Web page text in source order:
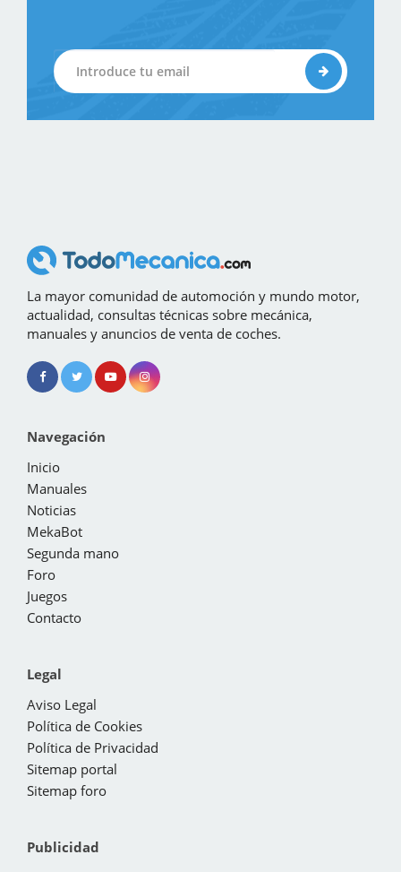
La mayor comunidad de automoción y mundo motor,
actualidad, consultas técnicas sobre mecánica,
manuales y anuncios de venta de coches.
Navegación
Inicio
Manuales
Noticias
MekaBot
Segunda mano
Foro
Juegos
Contacto
Legal
Aviso Legal
Política de Cookies
Política de Privacidad
Sitemap portal
Sitemap foro
Publicidad